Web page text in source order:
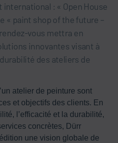
: « Open House
« paint shop of the future –
vous mettra en
innovantes visant à
des ateliers de
atelier de peinture sont
et objectifs des clients. En
l’efficacité et la durabilité,
concrètes, Dürr
une vision globale de